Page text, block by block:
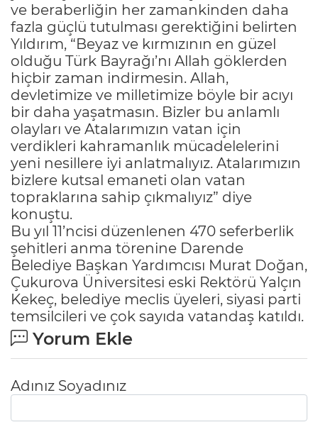
ve beraberliğin her zamankinden daha
fazla güçlü tutulması gerektiğini belirten
Yıldırım, “Beyaz ve kırmızının en güzel
olduğu Türk Bayrağı’nı Allah göklerden
hiçbir zaman indirmesin. Allah,
devletimize ve milletimize böyle bir acıyı
bir daha yaşatmasın. Bizler bu anlamlı
olayları ve Atalarımızın vatan için
verdikleri kahramanlık mücadelelerini
yeni nesillere iyi anlatmalıyız. Atalarımızın
bizlere kutsal emaneti olan vatan
topraklarına sahip çıkmalıyız” diye
konuştu.
Bu yıl 11’ncisi düzenlenen 470 seferberlik
şehitleri anma törenine Darende
Belediye Başkan Yardımcısı Murat Doğan,
Çukurova Üniversitesi eski Rektörü Yalçın
Kekeç, belediye meclis üyeleri, siyasi parti
temsilcileri ve çok sayıda vatandaş katıldı.
Yorum Ekle
Adınız Soyadınız